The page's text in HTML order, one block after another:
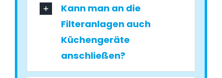
Kann man an die
Filteranlagen auch
Küchengeräte
anschließen?